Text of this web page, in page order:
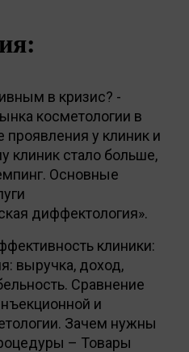
в кризис? -
косметологии в
проявления у клиник и
клиник стало больше,
Основные
диффектология».
клиники:
выручка, доход,
Сравнение
и
Зачем нужны
– Товары